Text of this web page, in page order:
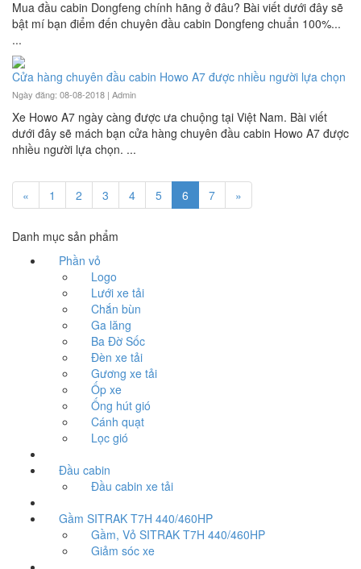
Mua đầu cabin Dongfeng chính hãng ở đâu? Bài viết dưới đây sẽ
bật mí bạn điểm đến chuyên đầu cabin Dongfeng chuẩn 100%...
...
Cửa hàng chuyên đầu cabin Howo A7 được nhiều người lựa chọn
Ngày đăng: 08-08-2018 | Admin
Xe Howo A7 ngày càng được ưa chuộng tại Việt Nam. Bài viết
dưới đây sẽ mách bạn cửa hàng chuyên đầu cabin Howo A7 được
nhiều người lựa chọn. ...
« 1 2 3 4 5 6 7 »
Danh mục sản phẩm
Phần vỏ
Logo
Lưới xe tải
Chắn bùn
Ga lăng
Ba Đờ Sốc
Đèn xe tải
Gương xe tải
Ốp xe
Ống hút gió
Cánh quạt
Lọc gió
Đầu cabin
Đầu cabin xe tải
Gầm SITRAK T7H 440/460HP
Gầm, Vỏ SITRAK T7H 440/460HP
Giảm sóc xe